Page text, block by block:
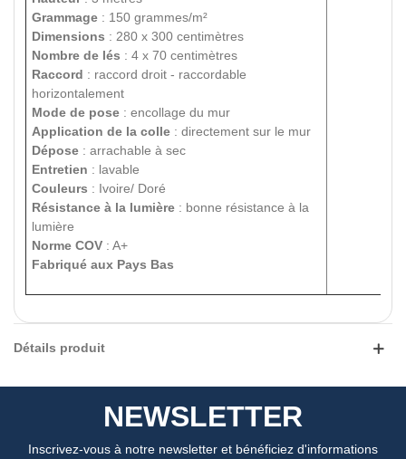
Grammage : 150 grammes/m²
Dimensions : 280 x 300 centimètres
Nombre de lés : 4 x 70 centimètres
Raccord : raccord droit - raccordable
horizontalement
Mode de pose : encollage du mur
Application de la colle : directement sur le mur
Dépose : arrachable à sec
Entretien : lavable
Couleurs : Ivoire/ Doré
Résistance à la lumière : bonne résistance à la
lumière
Norme COV : A+
Fabriqué aux Pays Bas
Détails produit
NEWSLETTER
Inscrivez-vous à notre newsletter et bénéficiez d'informations